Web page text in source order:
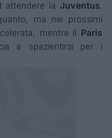
attendere la Juventus.
ma nei prossimi
mentre il Paris
a spazientirsi per i